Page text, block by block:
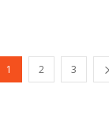
1 2 3